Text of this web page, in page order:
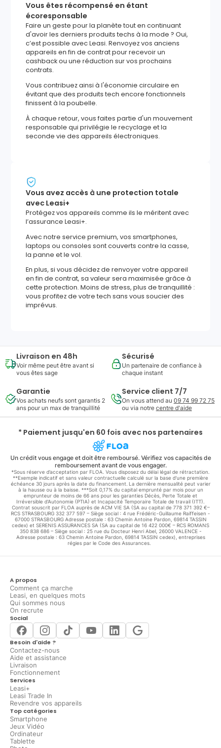
Vous êtes récompensé en étant
écoresponsable
Faire un geste pour la planète tout en continuant
d'avoir les derniers produits techs à la mode ? Oui,
c’est possible avec Leasi. Renvoyez vos anciens
appareils en fin de contrat pour recevoir un
cashback ou une réduction sur vos prochains
contrats.
Vous contribuez ainsi à l'économie circulaire en
évitant que des produits tech encore fonctionnels
finissent à la poubelle.
À chaque retour, vous faites partie d'un mouvement
responsable qui privilégie le recyclage et la
seconde vie des appareils électroniques.
Vous avez accès à une protection totale
avec Leasi+
Protégez vos appareils comme ils le méritent avec
l’assurance Leasi+.
Avec notre service premium, vos smartphones,
laptops ou consoles sont couverts contre la casse,
la panne et le vol.
En plus, si vous décidez de renvoyer votre appareil
en fin de contrat, sa valeur sera maximisée grâce à
cette protection. Moins de stress, plus de tranquillité :
vous profitez de votre tech sans vous soucier des
imprévus.
Livraison en 48h
Voir même peut être avant si
vous êtes sage
Sécurisé
Un partenaire de confiance à
chaque instant
Garantie
Vos achats neufs sont garantis 2
ans pour un max de tranquillité
Service client 7/7
On vous attend au 09 74 99 72 75
ou via notre centre d'aide
* Paiement jusqu'en 60 fois avec nos partenaires
Un crédit vous engage et doit être remboursé. Vérifiez vos capacités de
remboursement avant de vous engager.
*Sous réserve d’acceptation par FLOA. Vous disposez du délai légal de rétractation.
**Exemple indicatif et sans valeur contractuelle calculé sur la base d'une première
échéance 30 jours après la date du financement. La dernière mensualité peut varier
à la hausse ou à la baisse. ***Soit 0,17% du capital emprunté par mois pour un
emprunteur de moins de 66 ans pour les garanties Décès, Perte Totale et
Irréversible d'Autonomie (PTIA) et Incapacité Temporaire Totale de travail (ITT).
Contrat souscrit par FLOA auprès de ACM VIE SA (SA au capital de 778 371 392 €–
RCS STRASBOURG 332 377 597 – Siège social : 4 rue Frédéric-Guillaume Raiffeisen -
67000 STRASBOURG Adresse postale : 63 Chemin Antoine Pardon, 69814 TASSIN
cedex) et SERENIS ASSURANCES SA (SA au capital de 16 422 000€ – RCS ROMANS
350 838 686 – Siège social : 25 rue du Docteur Henri Abel, 26000 VALENCE -
Adresse postale : 63 Chemin Antoine Pardon, 69814 TASSIN cedex), entreprises
régies par le Code des Assurances.
A propos
Comment ça marche
Leasi, en quelques mots
Qui sommes nous
On recrute
Social
Besoin d'aide ?
Contactez-nous
Aide et assistance
Livraison
Fonctionnement
Services
Leasi+
Leasi Trade In
Revendre vos appareils
Top catégories
Smartphone
Jeux Vidéo
Ordinateur
Tablette